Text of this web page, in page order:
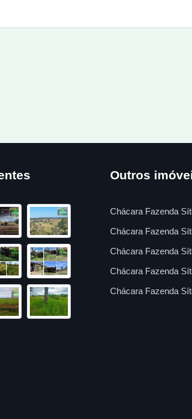
Outros
Chácara Fazenda
Chácara Fazenda
Chácara Fazenda
Chácara Fazenda
Chácara Fazenda